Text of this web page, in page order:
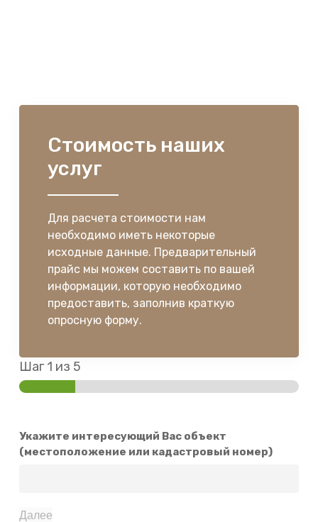
Стоимость наших
услуг
Для расчета стоимости нам
необходимо иметь некоторые
исходные данные. Предварительный
прайс мы можем составить по вашей
информации, которую необходимо
предоставить, заполнив краткую
опросную форму.
Шаг1 из 5
Укажите интересующий Вас объект
(местоположение или кадастровый номер)
Далее